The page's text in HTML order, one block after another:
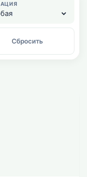
Сбросить